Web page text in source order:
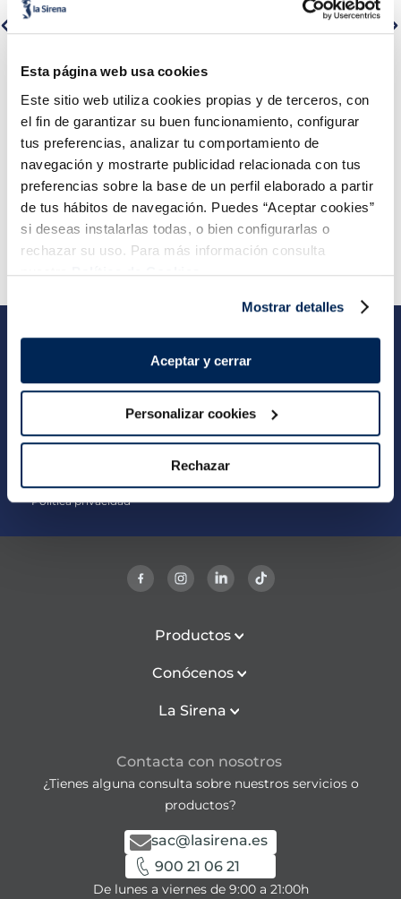
Esta página web usa cookies
Este sitio web utiliza cookies propias y de terceros, con
el fin de garantizar su buen funcionamiento, configurar
tus preferencias, analizar tu comportamiento de
navegación y mostrarte publicidad relacionada con tus
preferencias sobre la base de un perfil elaborado a partir
de tus hábitos de navegación. Puedes “Aceptar cookies”
si deseas instalarlas todas, o bien configurarlas o
rechazar su uso. Para más información consulta
nuestraPolítica de Cookies.
Mostrar detalles
Aceptar y cerrar
Personalizar cookies
Rechazar
Lomos de salmón noruego
Premium
Sin espinas Sin piel
16,99 € Pack 4 x 125 g
Añadir
Sin espinas
5,99 € Pack 180 g
Añadir
Apúntate y recibirás ofertas exclusivas, novedades y toda la info de la
Sirena...
Quiero recibir información comercial y publicitaria sobre
productos, novedades y/o eventos de La Sirena de acuerdo con su
Política privacidad
Productos
Conócenos
La Sirena
Contacta con nosotros
¿Tienes alguna consulta sobre nuestros servicios o
productos?
sac@lasirena.es
900 21 06 21
De lunes a viernes de 9:00 a 21:00h